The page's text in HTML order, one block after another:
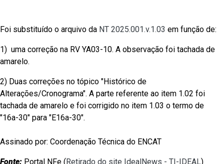
Foi substituído o arquivo da NT 2025.001.v.1.03 em função de:
1) uma correção na RV YA03-10. A observação foi tachada de
amarelo.
2) Duas correções no tópico "Histórico de
Alterações/Cronograma". A parte referente ao item 1.02 foi
tachada de amarelo e foi corrigido no item 1.03 o termo de
"16a-30" para "E16a-30".
Assinado por: Coordenação Técnica do ENCAT
Fonte: Portal NFe (Retirado do site IdealNews - TI-IDEAL)